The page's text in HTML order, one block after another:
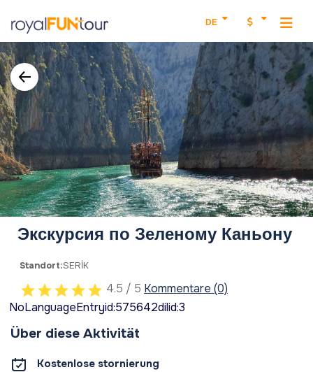
DE
Экскурсия по Зеленому Каньону
Standort:SERİK
4.5 / 5 Kommentare (0)
NoLanguageEntryid:575642dilid:3
Über diese Aktivität
Kostenlose stornierung